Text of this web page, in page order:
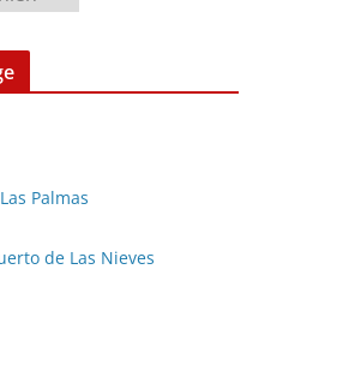
Palmas
de Las Nieves